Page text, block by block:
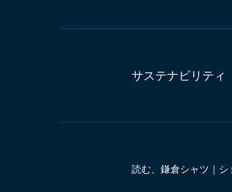
サステナビリティ
読む、鎌倉シャツ｜シ